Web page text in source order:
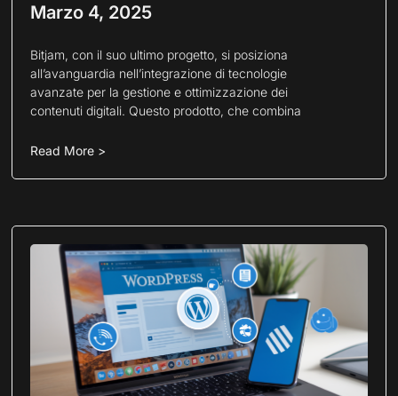
Marzo 4, 2025
Bitjam, con il suo ultimo progetto, si posiziona
all’avanguardia nell’integrazione di tecnologie
avanzate per la gestione e ottimizzazione dei
contenuti digitali. Questo prodotto, che combina
Read More >